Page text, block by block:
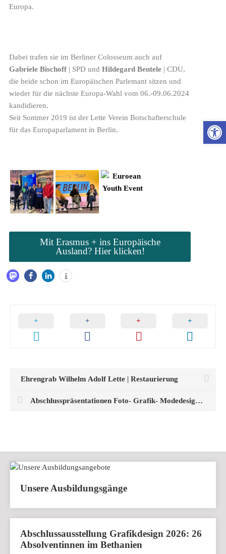
Europa.
Dabei trafen sie im Berliner Colosseum auch auf
Gabriele Bischoff | SPD und Hildegard Bentele | CDU,
die beide schon im Europäischen Parlemant sitzen und
wieder für die nächste Europa-Wahl vom 06.-09.06.2024
kandidieren.
Seit Sommer 2019 ist der Lette Verein Botschafterschule
für das Europaparlament in Berlin.
Mit Erasmus + ins Europäische
Ausland? Hier klicken!
Ehrengrab Wilhelm Adolf Lette | Restaurierung
Abschlusspräsentationen Foto- Grafik- Modedesign 2024
Unsere Ausbildungsgänge
Abschlussausstellung Grafikdesign 2026: 26
Absolventinnen im Bethanien